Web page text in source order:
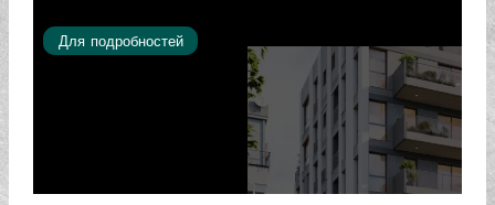
Для подробностей